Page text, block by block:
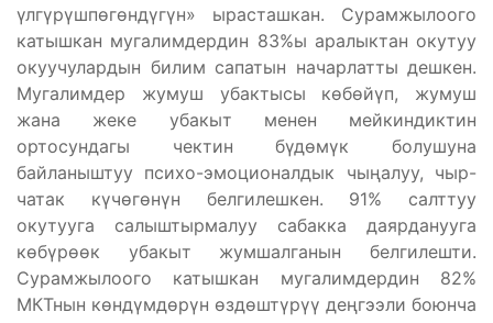
үлгүрүшпөгөндүгүн» ырасташкан. Сурамжылоого
катышкан мугалимдердин 83%ы аралыктан окутуу
окуучулардын билим сапатын начарлатты дешкен.
Мугалимдер жумуш убактысы көбөйүп, жумуш
жана жеке убакыт менен мейкиндиктин
ортосундагы чектин бүдөмүк болушуна
байланыштуу психо-эмоционалдык чыңалуу, чыр-
чатак күчөгөнүн белгилешкен. 91% салттуу
окутууга салыштырмалуу сабакка даярданууга
көбүрөөк убакыт жумшалганын белгилешти.
Сурамжылоого катышкан мугалимдердин 82%
МКТнын көндүмдөрүн өздөштүрүү деңгээли боюнча